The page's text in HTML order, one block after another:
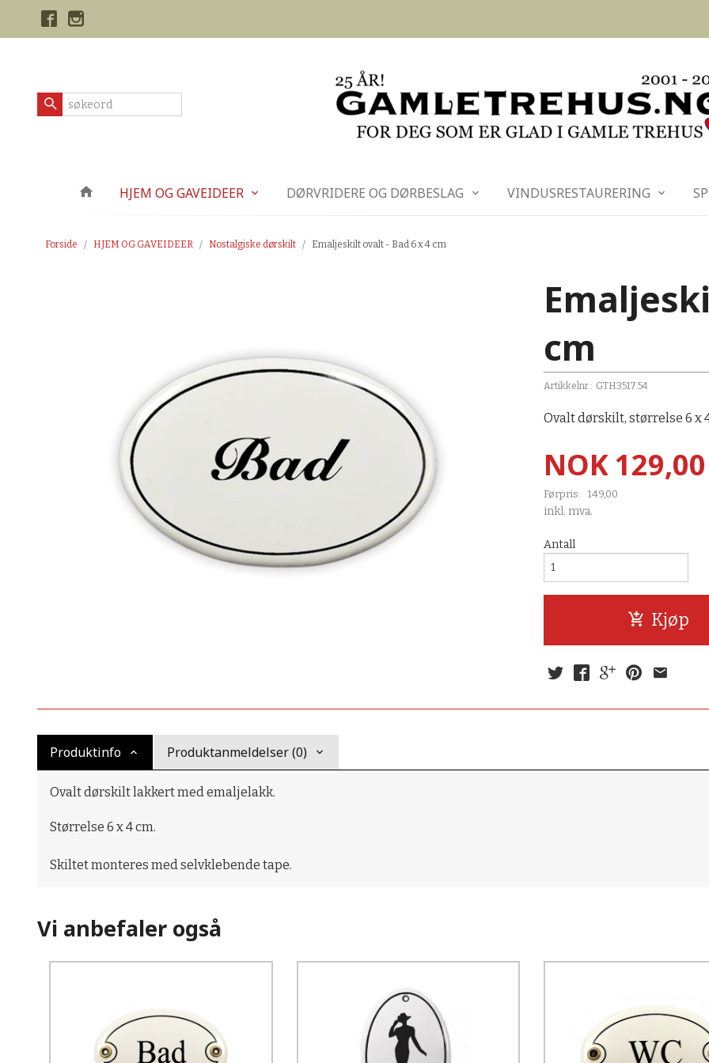
Produkter HJEM OG GAVEIDEER DØRVRIDERE OG DØRBESLAG VINDUSRESTAURERING
Forside HJEM OG GAVEIDEER Nostalgiske dørskilt Emaljeskilt ovalt - Bad 6 x 4 cm
cm
Artikkelnr.: GTH3517.54
Ovalt dørskilt, størrelse 6 x
Tilbud
NOK129,00
Førpris: 149,00
Rabatt
inkl. mva.
Antall
Kjøp
Produktinfo Produktanmeldelser (0)
Ovalt dørskilt lakkert med emaljelakk.
Størrelse 6 x 4 cm.
Skiltet monteres med selvklebende tape.
Vi anbefaler også